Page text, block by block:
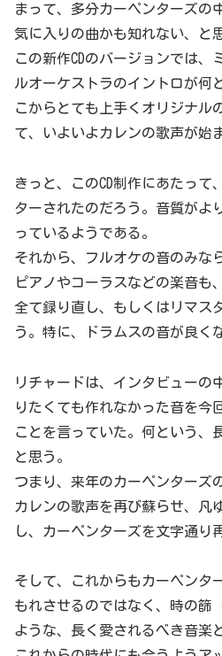
まって、多分カーペンターズの
気に入りの曲かも知れない、と
この新作CDのバージョンでは、
ルオーケストラのイントロが何
こからとても上手くオリジナル
て、いよいよカレンの歌声が始
きっと、このCD制作にあたって
ターされたのだろう。音質がよ
っているようである。
それから、フルオケの音のみな
ピアノやコーラスなどの楽音も
全て録り直し、もしくはリマス
う。特に、ドラムスの音が良く
リチャードは、インタビューの
りたくても作れなかった音を今
ことを言っていた。何という、
と思う。
つまり、来年のカーペンターズ
カレンの歌声を再び蘇らせ、凡
し、カーペンターズを文字通り
そして、これからもカーペンタ
もれさせるのではなく、時の篩
ような、長く愛されるべき音楽